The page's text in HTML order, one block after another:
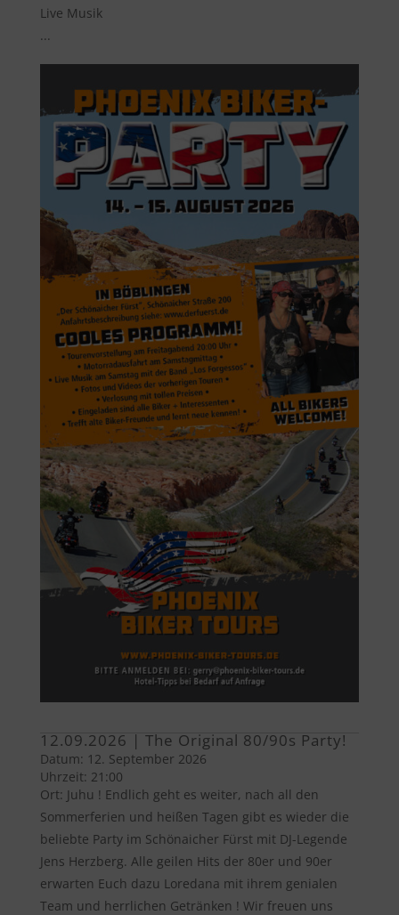
Live Musik
...
12.09.2026 | The Original 80/90s Party!
Datum: 12. September 2026
Uhrzeit: 21:00
Ort: Juhu ! Endlich geht es weiter, nach all den
Sommerferien und heißen Tagen gibt es wieder die
beliebte Party im Schönaicher Fürst mit DJ-Legende
Jens Herzberg. Alle geilen Hits der 80er und 90er
erwarten Euch dazu Loredana mit ihrem genialen
Team und herrlichen Getränken ! Wir freuen uns